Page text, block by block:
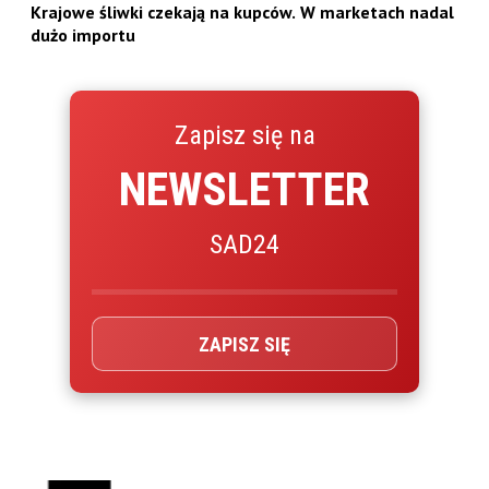
Krajowe śliwki czekają na kupców. W marketach nadal
dużo importu
Zapisz się na
NEWSLETTER
SAD24
ZAPISZ SIĘ